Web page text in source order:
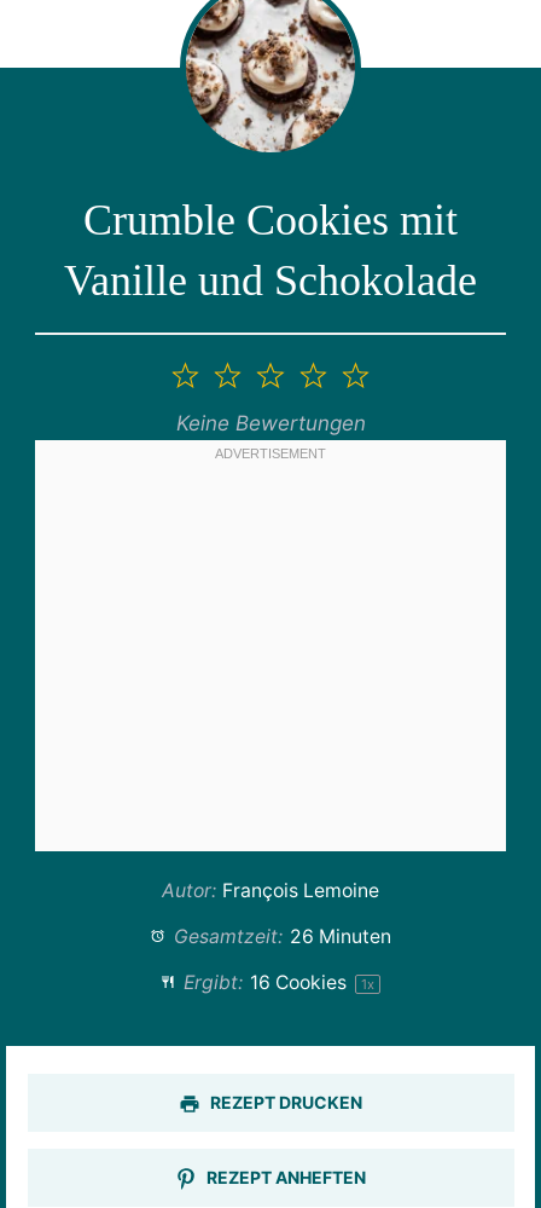
Crumble Cookies mit
Vanille und Schokolade
5
4
Sterne
3
Sterne
2
Sterne
1
Stern
Keine Bewertungen
Autor: François Lemoine
Gesamtzeit: 26 Minuten
Ergibt: 16 Cookies 1x
REZEPT DRUCKEN
REZEPT ANHEFTEN